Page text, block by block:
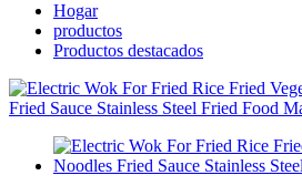
Hogar
productos
Productos destacados